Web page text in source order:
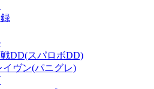
DD(スパロボDD)
ヴン(パニグレ)